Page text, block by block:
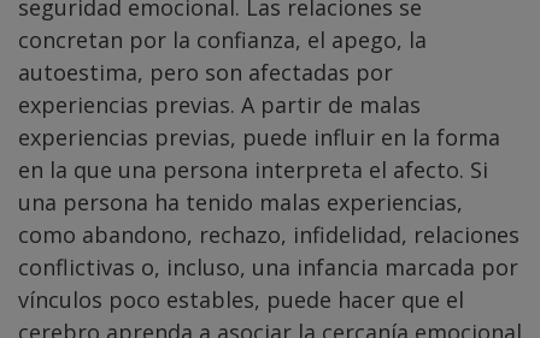
seguridad emocional. Las relaciones se
concretan por la confianza, el apego, la
autoestima, pero son afectadas por
experiencias previas. A partir de malas
experiencias previas, puede influir en la forma
en la que una persona interpreta el afecto. Si
una persona ha tenido malas experiencias,
como abandono, rechazo, infidelidad, relaciones
conflictivas o, incluso, una infancia marcada por
vínculos poco estables, puede hacer que el